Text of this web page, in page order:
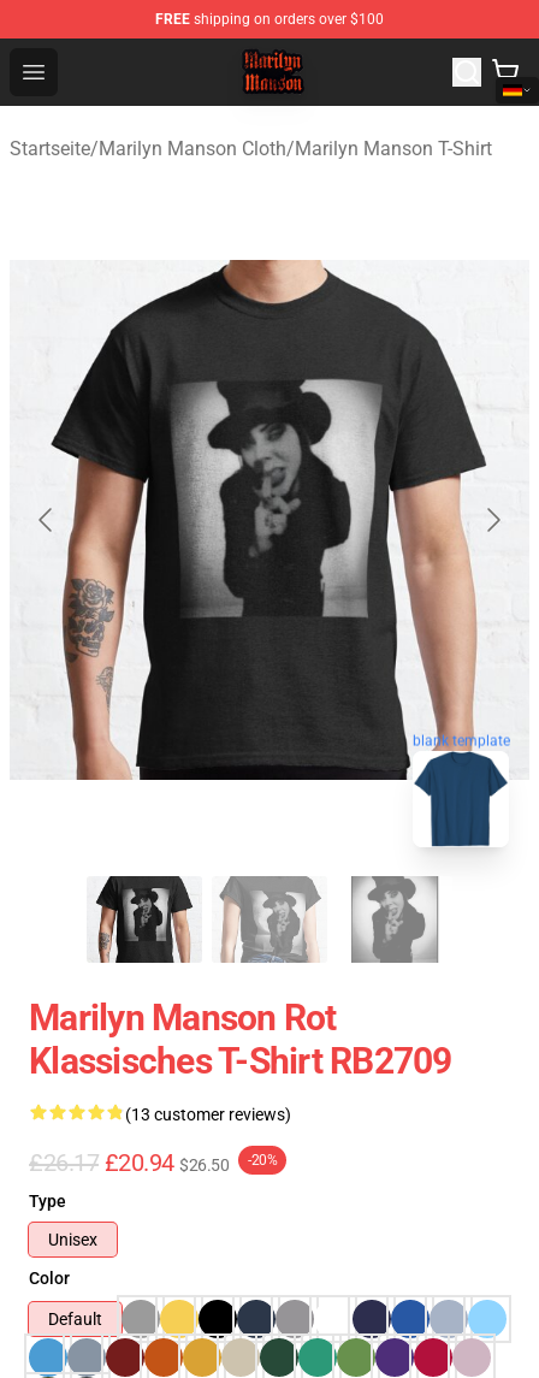
FREE shipping on orders over $100
Open menu
Marilyn Manson Shop - Official Marilyn Manson
Startseite/Marilyn Manson Cloth/Marilyn Manson T-Shirt
blank template
Marilyn Manson Rot
Klassisches T-Shirt RB2709
(13 customer reviews)
£26.17 £20.94 $26.50 -20%
Type
Unisex
Color
Default